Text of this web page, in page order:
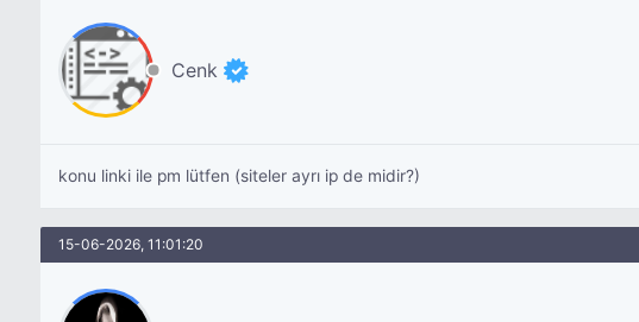
Cenk
konu linki ile pm lütfen (siteler ayrı ip de midir?)
15-06-2026, 11:01:20